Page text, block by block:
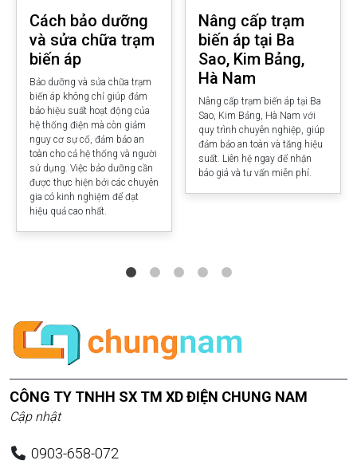
Cách bảo dưỡng
và sửa chữa trạm
biến áp
Bảo dưỡng và sửa chữa trạm
biến áp không chỉ giúp đảm
bảo hiệu suất hoạt động của
hệ thống điện mà còn giảm
nguy cơ sự cố, đảm bảo an
toàn cho cả hệ thống và người
sử dụng. Việc bảo dưỡng cần
được thực hiện bởi các chuyên
gia có kinh nghiệm để đạt
hiệu quả cao nhất.
Nâng cấp trạm
biến áp tại Ba
Sao, Kim Bảng,
Hà Nam
Nâng cấp trạm biến áp tại Ba
Sao, Kim Bảng, Hà Nam với
quy trình chuyên nghiệp, giúp
đảm bảo an toàn và tăng hiệu
suất. Liên hệ ngay để nhận
báo giá và tư vấn miễn phí.
CÔNG TY TNHH SX TM XD ĐIỆN CHUNG NAM
Cập nhật
0903-658-072